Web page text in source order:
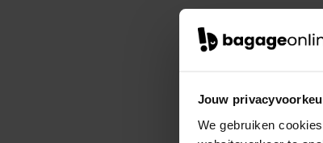
Jouw
We gebruiken